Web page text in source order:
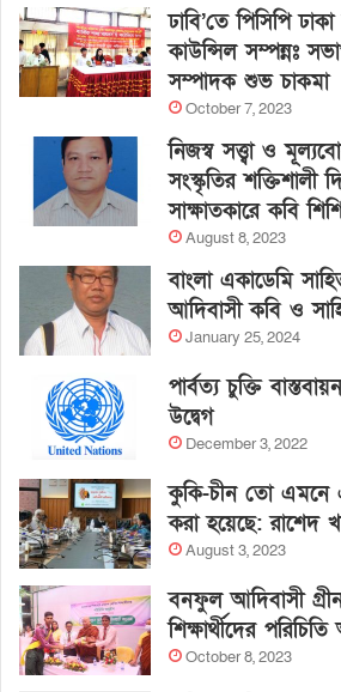
ঢাবি’তে পিসিপি
কাউন্সিল সম্পন্নঃ
সম্পাদক শুভ চাকমা
October 7, 2023
নিজস্ব সত্ত্বা ও
সংস্কৃতির শক্তিশালী
সাক্ষাতকারে কবি
August 8, 2023
বাংলা একাডেমি
আদিবাসী কবি ও
January 25, 2024
পার্বত্য চুক্তি
উদ্বেগ
December 3, 2022
কুকি-চীন তো এমনে
করা হয়েছে: রাশেদ
August 3, 2023
বনফুল আদিবাসী
শিক্ষার্থীদের
October 8, 2023